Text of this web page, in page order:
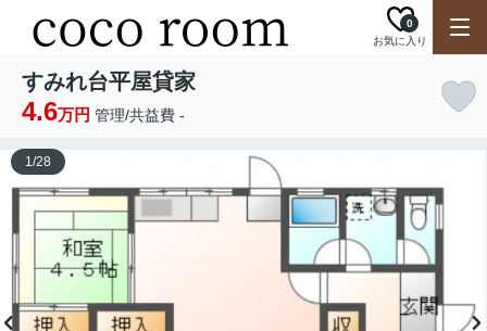
お気に入り
0
すみれ台平屋貸家
4.6万円 管理/共益費 -
1/28